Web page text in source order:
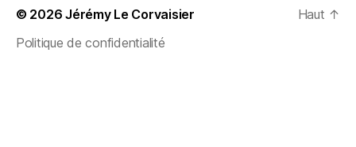
© 2026Jérémy Le Corvaisier
Politique de confidentialité
Haut ↑